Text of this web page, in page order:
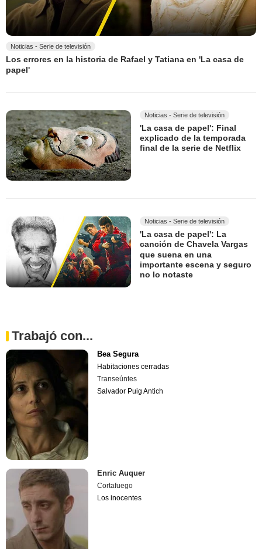
Noticias - Serie de televisión
Los errores en la historia de Rafael y Tatiana en 'La casa de
papel'
Noticias - Serie de televisión
'La casa de papel': Final
explicado de la temporada
final de la serie de Netflix
Noticias - Serie de televisión
'La casa de papel': La
canción de Chavela Vargas
que suena en una
importante escena y seguro
no lo notaste
Trabajó con...
Bea Segura
Habitaciones cerradas
Transeúntes
Salvador Puig Antich
Enric Auquer
Cortafuego
Los inocentes